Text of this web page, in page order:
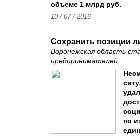
объеме 1 млрд руб.
10 / 07 / 2016
Сохранить позиции
Воронежская область
предпринимателей
по